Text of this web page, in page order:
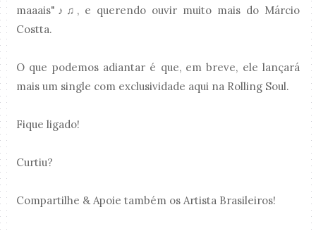
maaais"♪♫, e querendo ouvir muito mais do Márcio
Costta.
O que podemos adiantar é que, em breve, ele lançará
mais um single com exclusividade aqui na Rolling Soul.
Fique ligado!
Curtiu?
Compartilhe & Apoie também os Artista Brasileiros!